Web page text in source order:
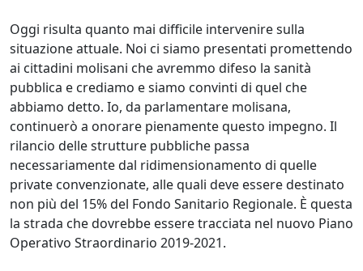
Oggi risulta quanto mai difficile intervenire sulla
situazione attuale. Noi ci siamo presentati promettendo
ai cittadini molisani che avremmo difeso la sanità
pubblica e crediamo e siamo convinti di quel che
abbiamo detto. Io, da parlamentare molisana,
continuerò a onorare pienamente questo impegno. Il
rilancio delle strutture pubbliche passa
necessariamente dal ridimensionamento di quelle
private convenzionate, alle quali deve essere destinato
non più del 15% del Fondo Sanitario Regionale. È questa
la strada che dovrebbe essere tracciata nel nuovo Piano
Operativo Straordinario 2019-2021.